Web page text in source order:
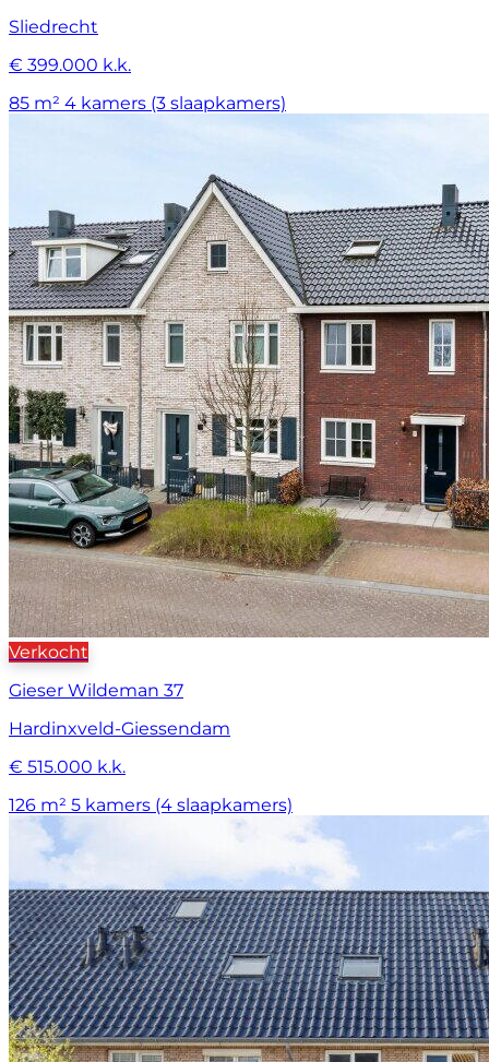
Sliedrecht
€ 399.000 k.k.
85 m² 4 kamers (3 slaapkamers)
Verkocht
Gieser Wildeman 37
Hardinxveld-Giessendam
€ 515.000 k.k.
126 m² 5 kamers (4 slaapkamers)